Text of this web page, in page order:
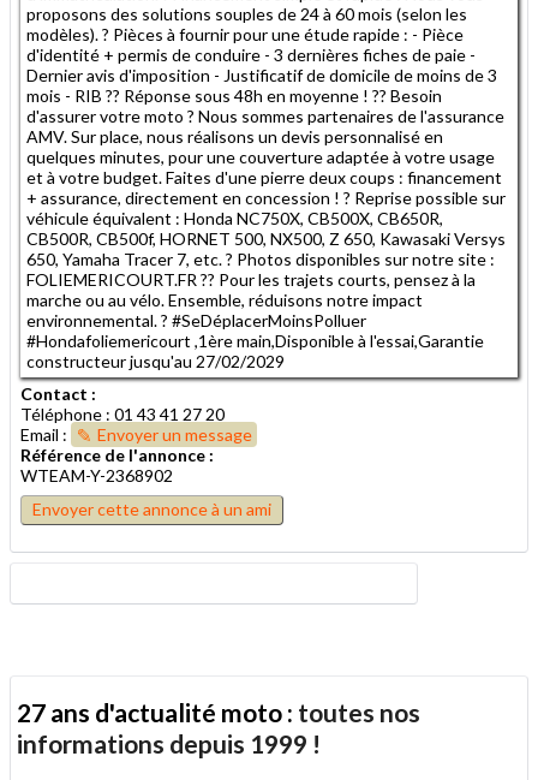
proposons des solutions souples de 24 à 60 mois (selon les
modèles). ? Pièces à fournir pour une étude rapide : - Pièce
d'identité + permis de conduire - 3 dernières fiches de paie -
Dernier avis d'imposition - Justificatif de domicile de moins de 3
mois - RIB ?? Réponse sous 48h en moyenne ! ?? Besoin
d'assurer votre moto ? Nous sommes partenaires de l'assurance
AMV. Sur place, nous réalisons un devis personnalisé en
quelques minutes, pour une couverture adaptée à votre usage
et à votre budget. Faites d'une pierre deux coups : financement
+ assurance, directement en concession ! ? Reprise possible sur
véhicule équivalent : Honda NC750X, CB500X, CB650R,
CB500R, CB500f, HORNET 500, NX500, Z 650, Kawasaki Versys
650, Yamaha Tracer 7, etc. ? Photos disponibles sur notre site :
FOLIEMERICOURT.FR ?? Pour les trajets courts, pensez à la
marche ou au vélo. Ensemble, réduisons notre impact
environnemental. ? #SeDéplacerMoinsPolluer
#Hondafoliemericourt ,1ère main,Disponible à l'essai,Garantie
constructeur jusqu'au 27/02/2029
Contact :
Téléphone : 01 43 41 27 20
Email :
Envoyer un message
Référence de l'annonce :
WTEAM-Y-2368902
Envoyer cette annonce à un ami
27 ans d'actualité moto : toutes nos
informations depuis 1999 !